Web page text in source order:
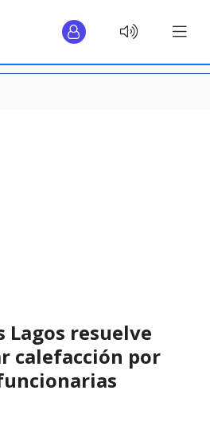
Lagos resuelve
calefacción por